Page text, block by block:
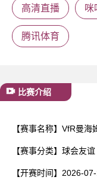
高清直播 咪
腾讯体育
比赛介绍
【赛事名称】 VfR曼海
【赛事分类】 球会友谊
【开赛时间】 2026-